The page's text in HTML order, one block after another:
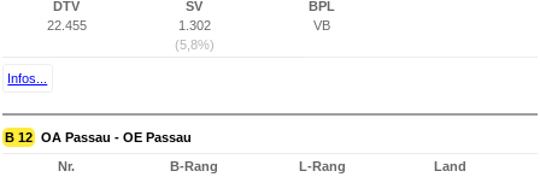
DTV
22.455
SV
1.302
(5,8%)
BPL
VB
Infos...
B 12 OA Passau - OE Passau
Nr.
B-Rang
L-Rang
Land